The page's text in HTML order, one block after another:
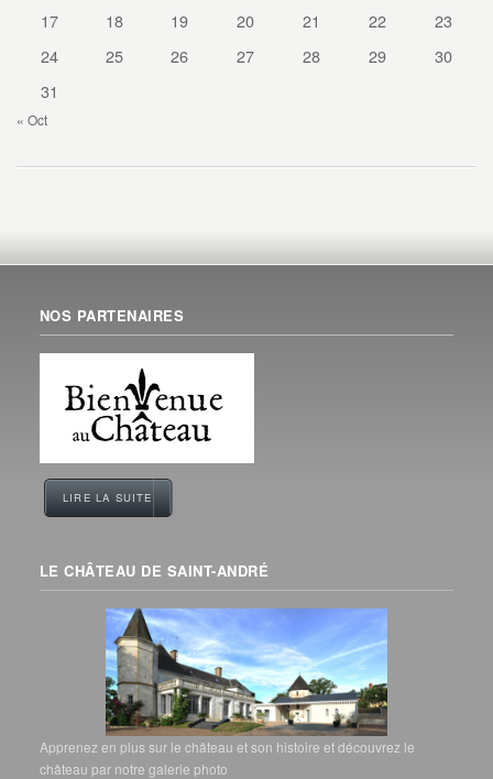
17
18 19 20 21 22
23
24
25 26 27 28 29
30
31
« Oct
NOS PARTENAIRES
LIRE LA SUITE
LE CHÂTEAU DE SAINT-ANDRÉ
Apprenez en plus sur le château et son histoire et découvrez le
château par notre galerie photo